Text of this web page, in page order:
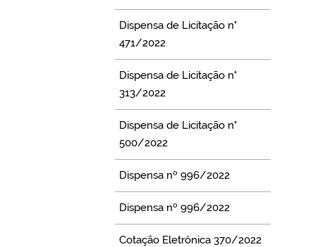
Dispensa de Licitação n°
471/2022
Dispensa de Licitação n°
313/2022
Dispensa de Licitação n°
500/2022
Dispensa nº 996/2022
Dispensa nº 996/2022
Cotação Eletrônica 370/2022